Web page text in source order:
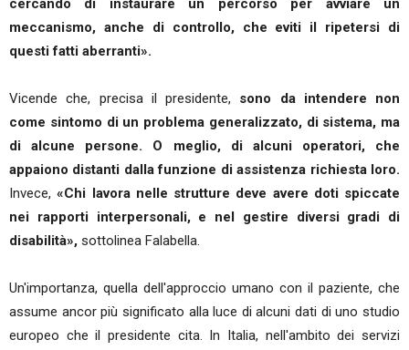
cercando di instaurare un percorso per avviare un
meccanismo, anche di controllo, che eviti il ripetersi di
questi fatti aberranti».
Vicende che, precisa il presidente, sono da intendere non
come sintomo di un problema generalizzato, di sistema, ma
di alcune persone. O meglio, di alcuni operatori, che
appaiono distanti dalla funzione di assistenza richiesta loro.
Invece,«Chi lavora nelle strutture deve avere doti spiccate
nei rapporti interpersonali, e nel gestire diversi gradi di
disabilità», sottolinea Falabella.
Un'importanza, quella dell'approccio umano con il paziente, che
assume ancor più significato alla luce di alcuni dati di uno studio
europeo che il presidente cita. In Italia, nell'ambito dei servizi